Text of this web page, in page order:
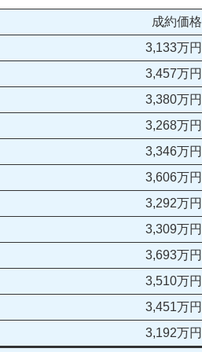
成約価格
3,133万円
3,457万円
3,380万円
3,268万円
3,346万円
3,606万円
3,292万円
3,309万円
3,693万円
3,510万円
3,451万円
3,192万円